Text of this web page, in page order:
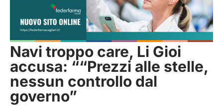
Navi troppo care, Li Gioi
accusa: ““Prezzi alle stelle,
nessun controllo dal
governo”